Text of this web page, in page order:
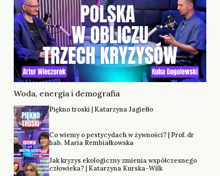
Woda, energia i demografia
Piękno troski | Katarzyna Jagiełło
Co wiemy o pestycydach w żywności? | Prof. dr
hab. Maria Rembiałkowska
Jak kryzys ekologiczny zmienia współczesnego
człowieka? | Katarzyna Kurska-Wilk